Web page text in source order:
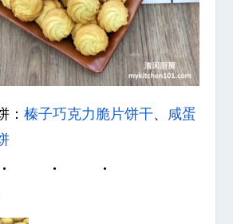
：榛子巧克力脆片饼干、 咸蛋